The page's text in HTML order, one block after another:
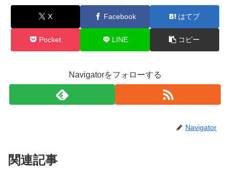
X Facebook はてブ
Pocket LINE コピー
Navigatorをフォローする
Navigator
関連記事